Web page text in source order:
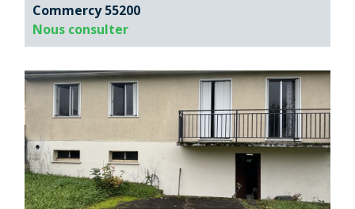
Commercy 55200
Nous consulter